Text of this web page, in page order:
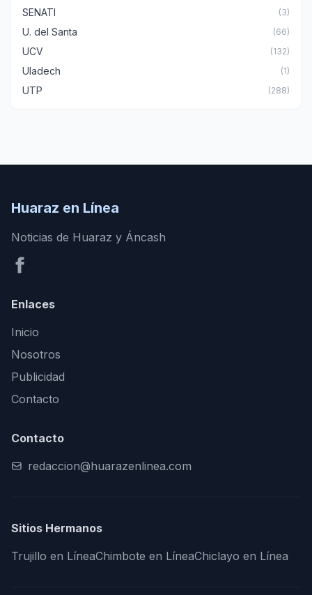
SENATI (3)
U. del Santa (66)
UCV (132)
Uladech (1)
UTP (288)
Huaraz en Línea
Noticias de Huaraz y Áncash
Enlaces
Inicio
Nosotros
Publicidad
Contacto
Contacto
redaccion@huarazenlinea.com
Sitios Hermanos
Trujillo en LíneaChimbote en LíneaChiclayo en Línea